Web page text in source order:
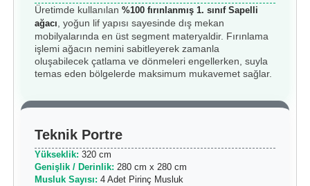
Üretimde kullanılan %100 fırınlanmış 1. sınıf Sapelli
ağacı, yoğun lif yapısı sayesinde dış mekan
mobilyalarında en üst segment materyaldir. Fırınlama
işlemi ağacın nemini sabitleyerek zamanla
oluşabilecek çatlama ve dönmeleri engellerken, suyla
temas eden bölgelerde maksimum mukavemet sağlar.
Teknik Portre
Yükseklik: 320 cm
Genişlik / Derinlik: 280 cm x 280 cm
Musluk Sayısı: 4 Adet Pirinç Musluk